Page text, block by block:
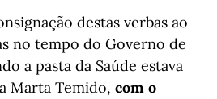
destas verbas ao
no tempo do Governo de
a pasta da Saúde estava
Marta Temido, com o